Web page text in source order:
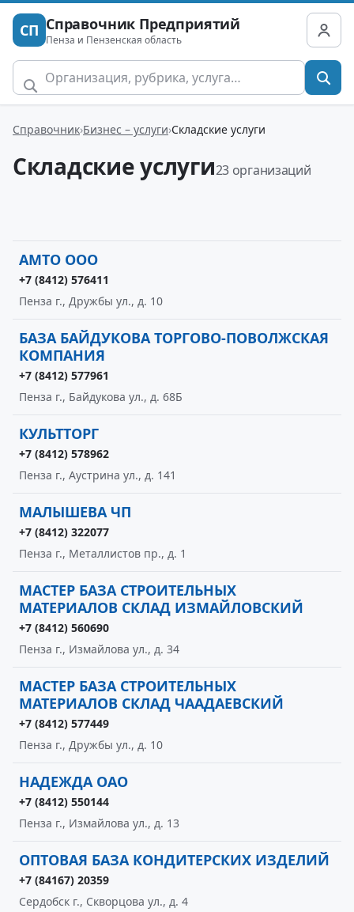
СП Справочник Предприятий
Пенза и Пензенская область
Справочник Бизнес – услуги Складские услуги
Складские услуги23 организаций
АМТО ООО
+7 (8412) 576411
Пенза г., Дружбы ул., д. 10
БАЗА БАЙДУКОВА ТОРГОВО-ПОВОЛЖСКАЯ
КОМПАНИЯ
+7 (8412) 577961
Пенза г., Байдукова ул., д. 68Б
КУЛЬТТОРГ
+7 (8412) 578962
Пенза г., Аустрина ул., д. 141
МАЛЫШЕВА ЧП
+7 (8412) 322077
Пенза г., Металлистов пр., д. 1
МАСТЕР БАЗА СТРОИТЕЛЬНЫХ
МАТЕРИАЛОВ СКЛАД ИЗМАЙЛОВСКИЙ
+7 (8412) 560690
Пенза г., Измайлова ул., д. 34
МАСТЕР БАЗА СТРОИТЕЛЬНЫХ
МАТЕРИАЛОВ СКЛАД ЧААДАЕВСКИЙ
+7 (8412) 577449
Пенза г., Дружбы ул., д. 10
НАДЕЖДА ОАО
+7 (8412) 550144
Пенза г., Измайлова ул., д. 13
ОПТОВАЯ БАЗА КОНДИТЕРСКИХ ИЗДЕЛИЙ
+7 (84167) 20359
Сердобск г., Скворцова ул., д. 4